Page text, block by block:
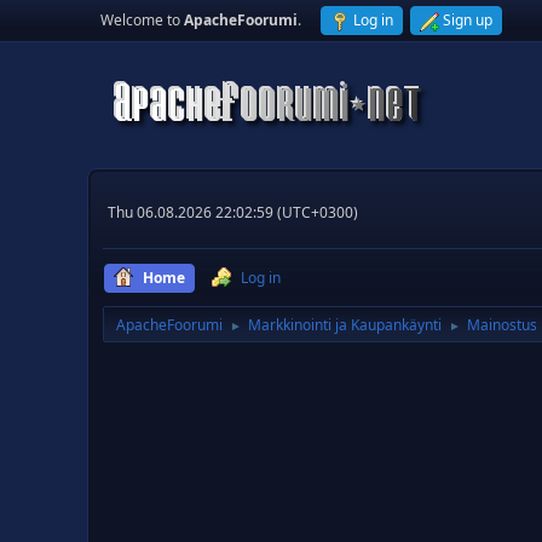
Welcome toApacheFoorumi. Log in Sign up
Thu 06.08.2026 22:02:59 (UTC+0300)
Home Log in
ApacheFoorumi ► Markkinointi ja Kaupankäynti ► Mainostus